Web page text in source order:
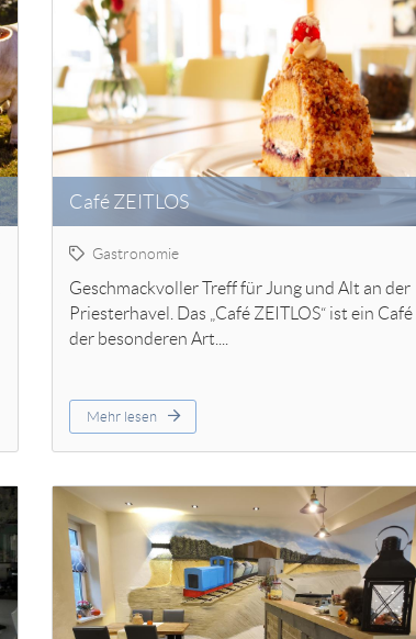
Café ZEITLOS
Gastronomie
Geschmackvoller Treff für Jung und Alt an der
Priesterhavel. Das „Café ZEITLOS“ ist ein Café
der besonderen Art....
Mehr lesen